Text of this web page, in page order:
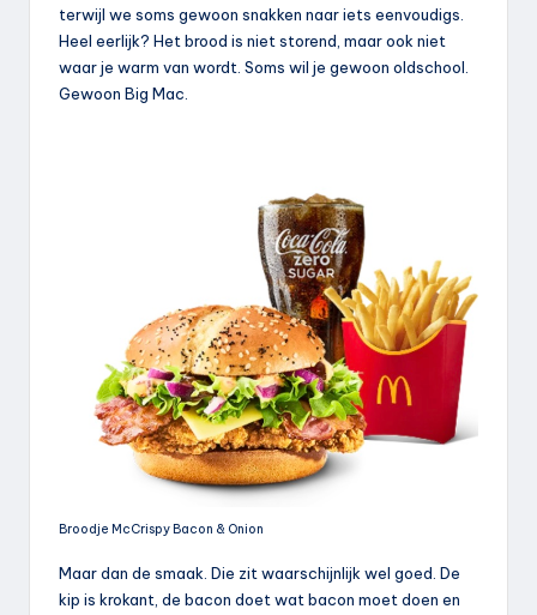
terwijl we soms gewoon snakken naar iets eenvoudigs.
Heel eerlijk? Het brood is niet storend, maar ook niet
waar je warm van wordt. Soms wil je gewoon oldschool.
Gewoon Big Mac.
Broodje McCrispy Bacon & Onion
Maar dan de smaak. Die zit waarschijnlijk wel goed. De
kip is krokant, de bacon doet wat bacon moet doen en